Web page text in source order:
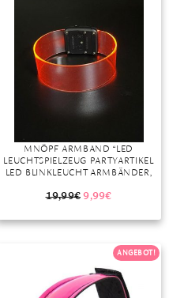
MNÖPF ARMBAND “LED
LEUCHTSPIELZEUG PARTYARTIKEL
LED BLINKLEUCHT ARMBÄNDER,
GASTGESCHENKE”
19,99€ 9,99€
ANGEBOT!